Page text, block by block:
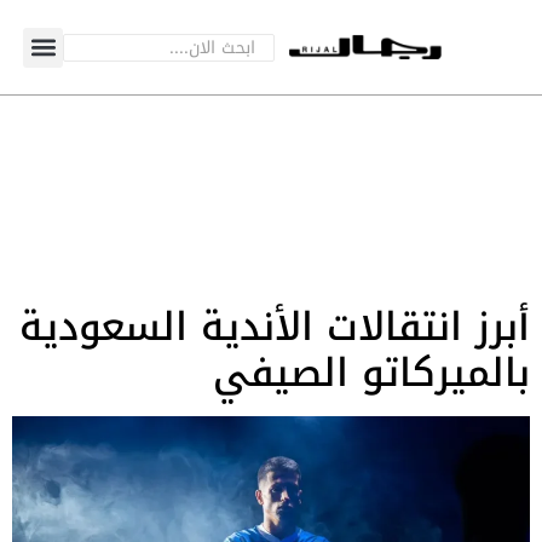
أبرز انتقالات الأندية السعودية
بالميركاتو الصيفي